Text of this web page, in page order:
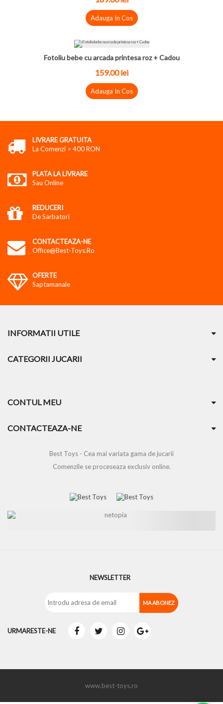
Adauga In Cos
Fotoliu bebe cu arcada printesa roz + Cadou
159.00 lei
Adauga In Cos
LIVRARE GRATUITA
La Comenzi > 400 RON
PLATA LA LIVRARE
Sau Online
REDUCERI
De Sarbatori
CONTACTEAZA-NE
Office@best-Toys.ro
OFERTE
Saptamanale
INFORMATII UTILE
CATEGORII JUCARII
CONTUL MEU
CONTACTEAZA-NE
Best Toys - Cea mai variata gama de jucarii
Comenzile se proceseaza exclusiv online.
NEWSLETTER
URMARESTE-NE
www.best-toys.ro